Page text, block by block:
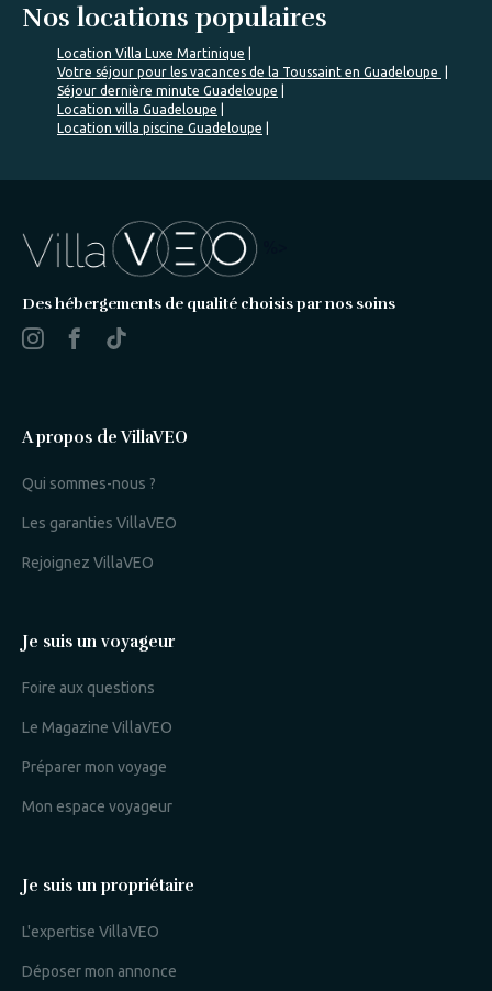
Nos locations populaires
Location Villa Luxe Martinique
Votre séjour pour les vacances de la Toussaint en Guadeloupe
Séjour dernière minute Guadeloupe
Location villa Guadeloupe
Location villa piscine Guadeloupe
Des hébergements de qualité choisis par nos soins
A propos de VillaVEO
Qui sommes-nous ?
Les garanties VillaVEO
Rejoignez VillaVEO
Je suis un voyageur
Foire aux questions
Le Magazine VillaVEO
Préparer mon voyage
Mon espace voyageur
Je suis un propriétaire
L'expertise VillaVEO
Déposer mon annonce